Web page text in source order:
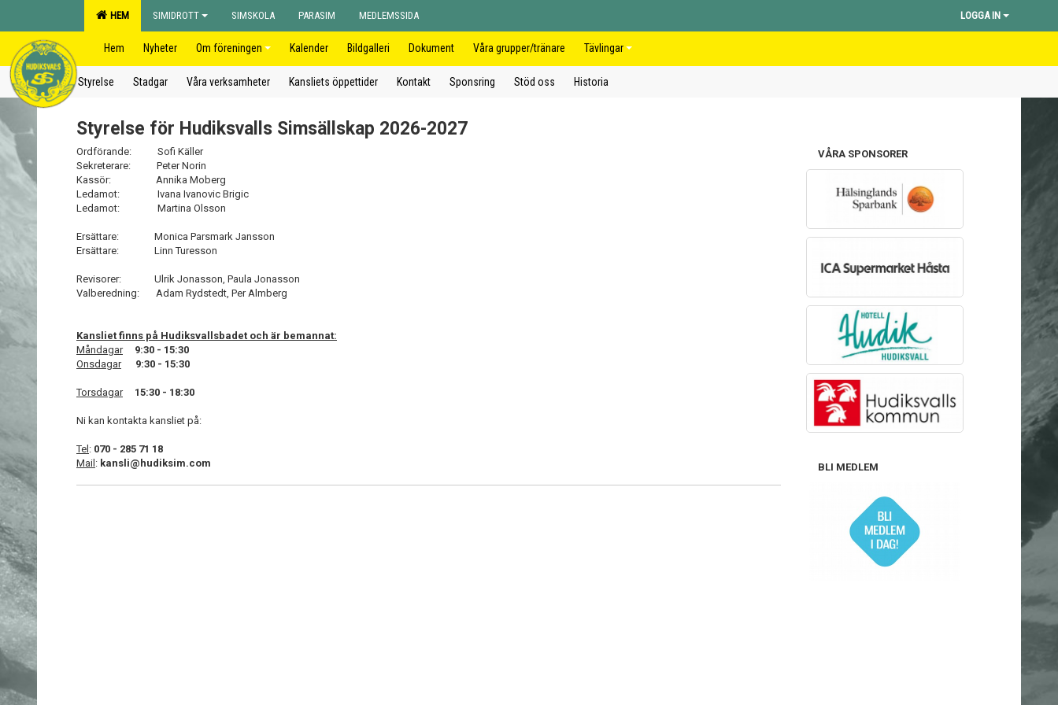
HEM SIMIDROTT SIMSKOLA PARASIM MEDLEMSSIDA LOGGA IN
Hem Nyheter Om föreningen Kalender Bildgalleri Dokument Våra grupper/tränare Tävlingar
Styrelse Stadgar Våra verksamheter Kansliets öppettider Kontakt Sponsring Stöd oss Historia
Styrelse för Hudiksvalls Simsällskap 2026-2027
Ordförande: Sofi Käller
Sekreterare: Peter Norin
Kassör: Annika Moberg
Ledamot: Ivana Ivanovic Brigic
Ledamot: Martina Olsson
Ersättare: Monica Parsmark Jansson
Ersättare: Linn Turesson
Revisorer: Ulrik Jonasson, Paula Jonasson
Valberedning: Adam Rydstedt, Per Almberg
Kansliet finns på Hudiksvallsbadet och är bemannat:
Måndagar
9:30 - 15:30
Onsdagar
9:30 - 15:30
Torsdagar 15:30 - 18:30
Ni kan kontakta kansliet på:
Tel : 070 - 285 71 18
Mail : kansli@hudiksim.com
VÅRA SPONSORER
BLI MEDLEM